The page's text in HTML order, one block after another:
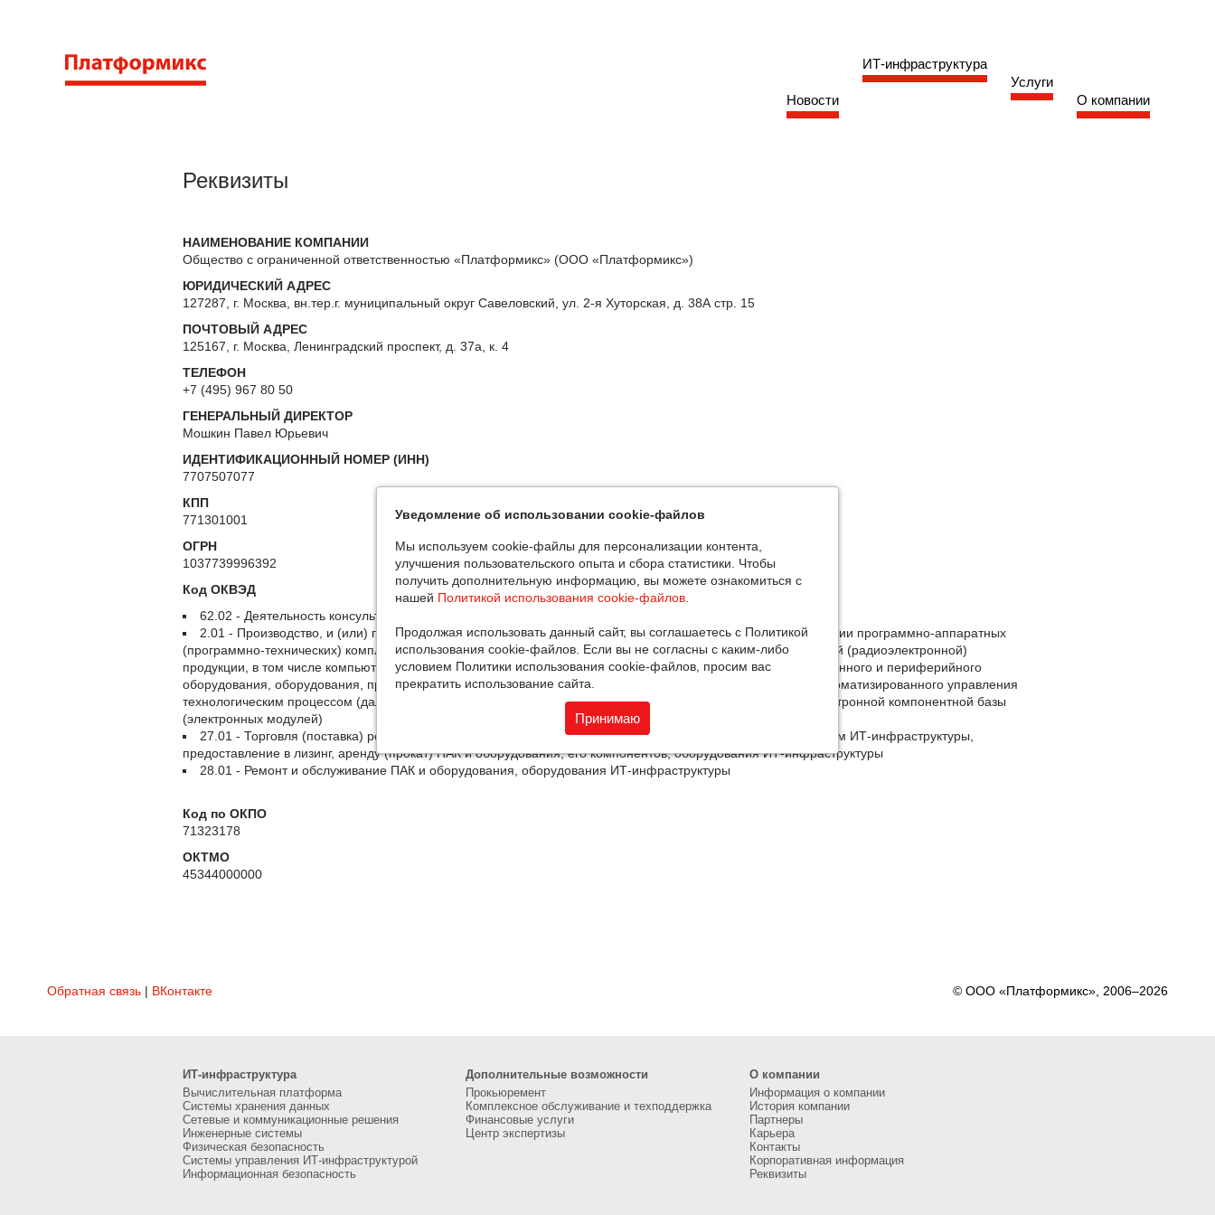
Новости
ИТ-инфраструктура
Услуги
О компании
Реквизиты
НАИМЕНОВАНИЕ КОМПАНИИ
Общество с ограниченной ответственностью «Платформикс» (ООО «Платформикс»)
ЮРИДИЧЕСКИЙ АДРЕС
127287, г. Москва, вн.тер.г. муниципальный округ Савеловский, ул. 2-я Хуторская, д. 38А стр. 15
ПОЧТОВЫЙ АДРЕС
125167, г. Москва, Ленинградский проспект, д. 37а, к. 4
ТЕЛЕФОН
+7 (495) 967 80 50
ГЕНЕРАЛЬНЫЙ ДИРЕКТОР
Мошкин Павел Юрьевич
ИДЕНТИФИКАЦИОННЫЙ НОМЕР (ИНН)
7707507077
КПП
771301001
ОГРН
1037739996392
Код ОКВЭД
62.02 - Деятельность консультативная и работы в области компьютерных технологий
2.01 - Производство, и (или) проектирование и (или) иная деятельность, а также оказание услуг в отношении программно-аппаратных
(программно-технических) комплексов, электронной компонентной базы (электронных модулей), электронной (радиоэлектронной)
продукции, в том числе компьютерного оборудования, вычислительной техники, сетевого, телекоммуникационного и периферийного
оборудования, оборудования, применяемого в медицинских целях, устройств интернета вещей, средств автоматизированного управления
технологическим процессом (далее - ПАК и оборудование), материалов и технологий для производства электронной компонентной базы
(электронных модулей)
27.01 - Торговля (поставка) розничная и оптовая ПАК и оборудованием, его компонентами, оборудованием ИТ-инфраструктуры,
предоставление в лизинг, аренду (прокат) ПАК и оборудования, его компонентов, оборудования ИТ-инфраструктуры
28.01 - Ремонт и обслуживание ПАК и оборудования, оборудования ИТ-инфраструктуры
Код по ОКПО
71323178
ОКТМО
45344000000
Обратная связь | ВКонтакте © ООО «Платформикс», 2006–2026
ИТ-инфраструктура
Вычислительная платформа
Системы хранения данных
Сетевые и коммуникационные решения
Инженерные системы
Физическая безопасность
Системы управления ИТ-инфраструктурой
Информационная безопасность
Дополнительные возможности
Прокьюремент
Комплексное обслуживание и техподдержка
Финансовые услуги
Центр экспертизы
О компании
Информация о компании
История компании
Партнеры
Карьера
Контакты
Корпоративная информация
Реквизиты
Уведомление об использовании cookie-файлов
Мы используем cookie-файлы для персонализации контента,
улучшения пользовательского опыта и сбора статистики. Чтобы
получить дополнительную информацию, вы можете ознакомиться с
нашей Политикой использования cookie-файлов
Продолжая использовать данный сайт, вы соглашаетесь с Политикой
использования cookie-файлов. Если вы не согласны с каким-либо
условием Политики использования cookie-файлов, просим вас
прекратить использование сайта.
Принимаю